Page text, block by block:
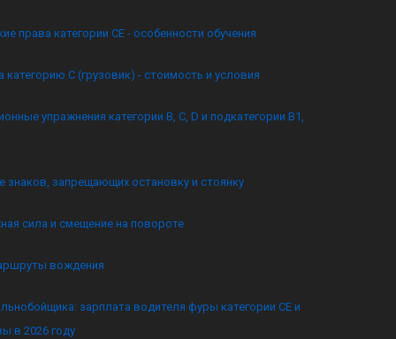
права категории CE - особенности обучения
категорию C (грузовик) - стоимость и условия
упражнения категории B, C, D и подкатегории B1,
знаков, запрещающих остановку и стоянку
сила и смещение на повороте
вождения
зарплата водителя фуры категории CE и
в 2026 году